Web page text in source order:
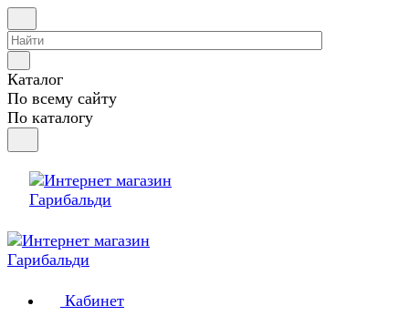
Каталог
По всему сайту
По каталогу
Кабинет